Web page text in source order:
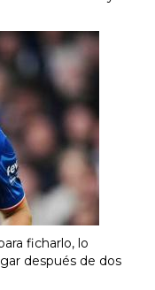
ficharlo, lo
después de dos